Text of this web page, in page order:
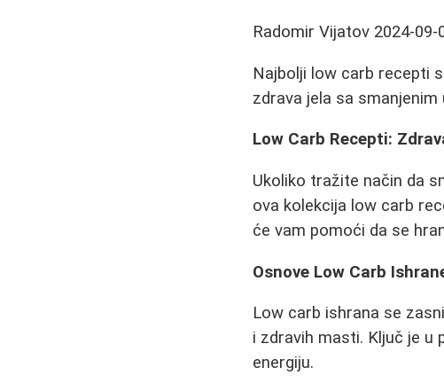
Radomir Vijatov 2024-09-
Najbolji low carb recepti
zdrava jela sa
Low Carb Recepti:
Ukoliko tražite način da
ova kolekcija low carb
će vam pomoći da se
Osnove Low Carb
Low carb ishrana se
i zdravih masti. Ključ je u
energiju.